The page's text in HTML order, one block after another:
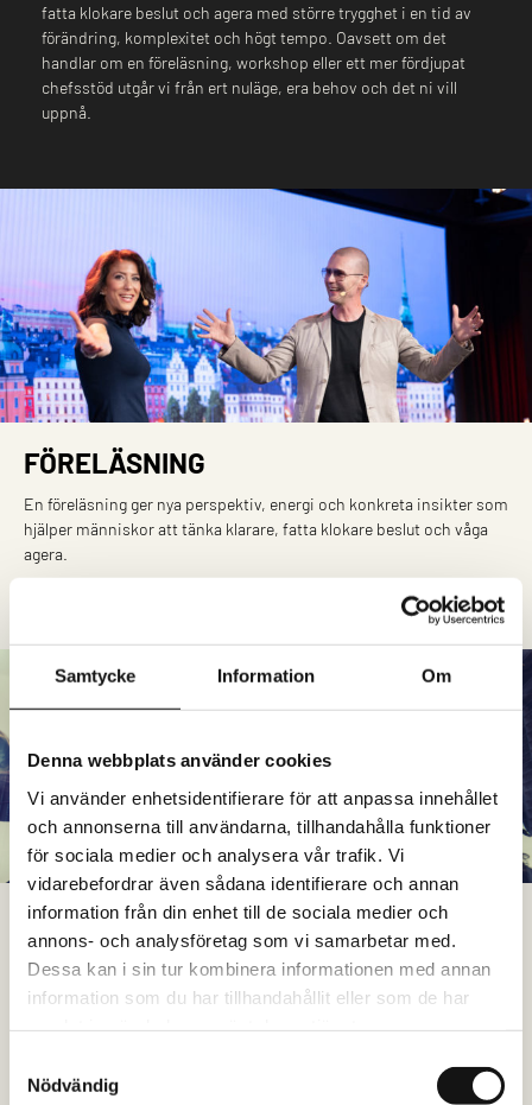
Samtycke Information Om
Denna webbplats använder cookies
Vi använder enhetsidentifierare för att anpassa innehållet
och annonserna till användarna, tillhandahålla funktioner
för sociala medier och analysera vår trafik. Vi
vidarebefordrar även sådana identifierare och annan
information från din enhet till de sociala medier och
annons- och analysföretag som vi samarbetar med.
Dessa kan i sin tur kombinera informationen med annan
information som du har tillhandahållit eller som de har
Nödvändig
fatta klokare beslut och agera med större trygghet i en tid av
förändring, komplexitet och högt tempo. Oavsett om det
handlar om en föreläsning, workshop eller ett mer fördjupat
chefsstöd utgår vi från ert nuläge, era behov och det ni vill
uppnå.
FÖRELÄSNING
En föreläsning ger nya perspektiv, energi och konkreta insikter som
hjälper människor att tänka klarare, fatta klokare beslut och våga
agera.
WORKSHOP
Våra workshops hjälper grupper och ledningsgrupper att gå från
insikt till handling. Tillsammans skapar vi riktning, samsyn och
Läs mer